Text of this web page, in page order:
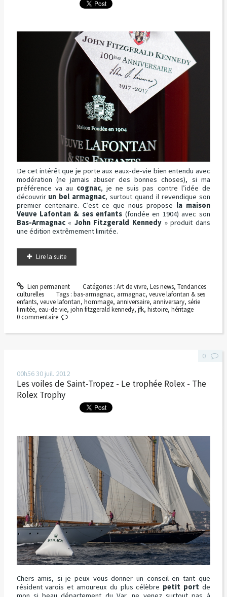
De cet intérêt que je porte aux eaux-de-vie bien entendu avec
modération (ne jamais abuser des bonnes choses), si ma
préférence va au cognac, je ne suis pas contre l’idée de
découvrir un bel armagnac, surtout quand il revendique son
premier centenaire. C’est ce que nous propose la maison
Veuve Lafontan & ses enfants (fondée en 1904) avec son
Bas-Armagnac« John Fitzgerald Kennedy» produit dans
une édition extrêmement limitée.
Lire la suite
Lien permanent Catégories : Art de vivre, Les news, Tendances
culturelles
Tags :bas-armagnac, armagnac,veuve lafontan & ses
enfants, veuve lafontan, hommage, anniversaire, anniversary, série
limitée, eau-de-vie, john fitzgerald kennedy, jfk, histoire, héritage
0 commentaire
00h5630 juil. 2012
Les voiles de Saint-Tropez - Le trophée Rolex - The
Rolex Trophy
Chers amis, si je peux vous donner un conseil en tant que
résident varois et amoureux du plus célèbre petit portde
0